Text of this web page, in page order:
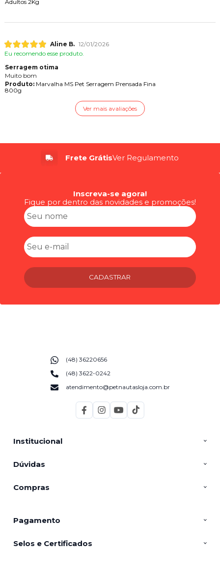
Adultos 2Kg
Aline B. 12/01/2026
Eu recomendo esse produto.
Serragem otima
Muito bom
Produto:Marvalha MS Pet Serragem Prensada Fina
800g
Ver mais avaliações
Frete GrátisVer Regulamento
Inscreva-se agora!
Fique por dentro das novidades e promoções!
CADASTRAR
Institucional
Dúvidas
Compras
(48) 36220656
(48) 3622-0242
atendimento@petnautasloja.com.br
Pagamento
Selos e Certificados